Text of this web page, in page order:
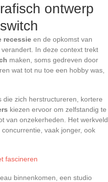
ontwerp
recessie en de opkomst van
In deze context trekt
maken, soms gedreven door
wat tot nu toe een hobby was,
die zich herstructureren, kortere
kiezen ervoor om zelfstandig te
van onzekerheden. Het werkveld
vaak jonger, ook
fascineren
binnenkomen, een studio